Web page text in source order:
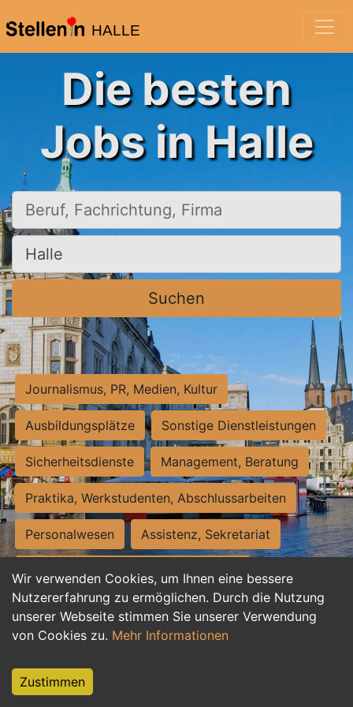
HALLE
Wir verwenden Cookies, um Ihnen eine bessere
Nutzererfahrung zu ermöglichen. Durch die Nutzung
unserer Webseite stimmen Sie unserer Verwendung
von Cookies zu. Mehr Informationen
Zustimmen
Die besten
Jobs in Halle
Beruf, Fachrichtung, Firma
Ort, Stadt
Suchen
Journalismus, PR, Medien, Kultur
Ausbildungsplätze Sonstige Dienstleistungen
Sicherheitsdienste Management, Beratung
Praktika, Werkstudenten, Abschlussarbeiten
Personalwesen Assistenz, Sekretariat
Hilfskräfte, Aushilfs- und Nebenjobs
Einkauf, Logistik, Materialwirtschaft
Weiterbildung, Studium, duale Ausbildung
Tourismus